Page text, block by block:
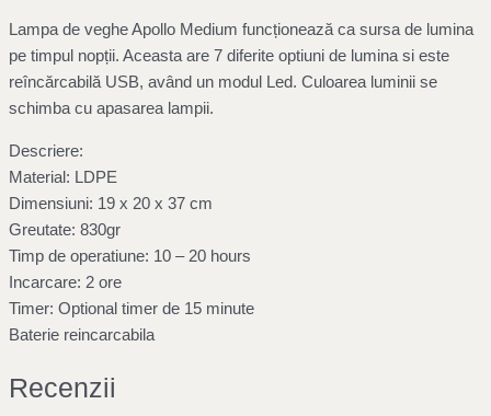
Lampa de veghe Apollo Medium funcționează ca sursa de lumina
pe timpul nopții. Aceasta are 7 diferite optiuni de lumina si este
reîncărcabilă USB, având un modul Led. Culoarea luminii se
schimba cu apasarea lampii.
Descriere:
Material: LDPE
Dimensiuni: 19 x 20 x 37 cm
Greutate: 830gr
Timp de operatiune: 10 – 20 hours
Incarcare: 2 ore
Timer: Optional timer de 15 minute
Baterie reincarcabila
Recenzii